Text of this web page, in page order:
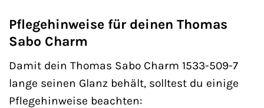
Pflegehinweise für deinen Thomas
Sabo Charm
Damit dein Thomas Sabo Charm 1533-509-7
lange seinen Glanz behält, solltest du einige
Pflegehinweise beachten: